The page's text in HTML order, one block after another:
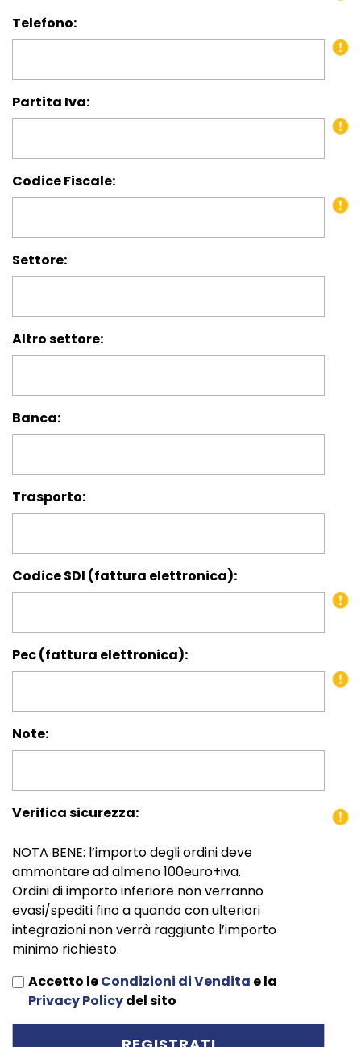
Telefono:
Partita Iva:
Codice Fiscale:
Settore:
Altro settore:
Banca:
Trasporto:
Codice SDI (fattura elettronica):
Pec (fattura elettronica):
Note:
Verifica sicurezza:
NOTA BENE: l’importo degli ordini deve
ammontare ad almeno 100euro+iva.
Ordini di importo inferiore non verranno
evasi/spediti fino a quando con ulteriori
integrazioni non verrà raggiunto l’importo
minimo richiesto.
Accetto leCondizioni di Vendita e la
Privacy Policydel sito